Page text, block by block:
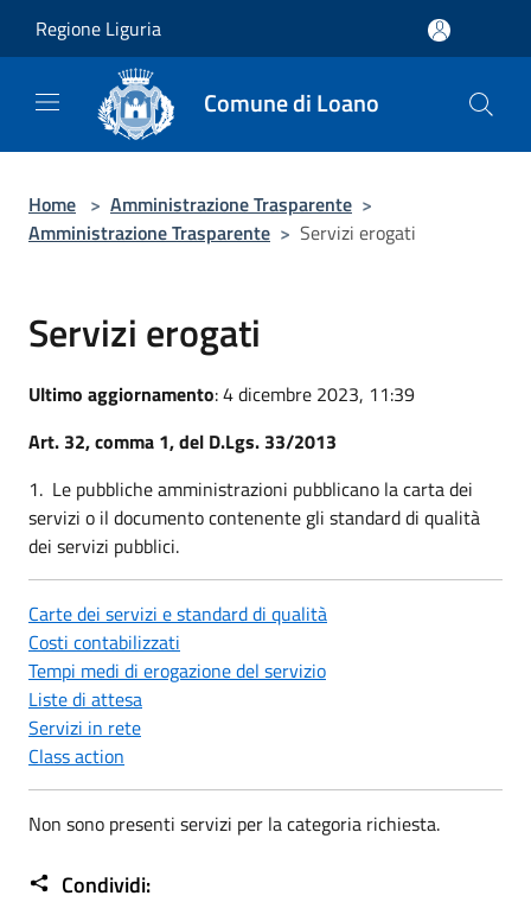
Regione Liguria
Comune di Loano
Home > Amministrazione Trasparente >
Amministrazione Trasparente > Servizi erogati
Servizi erogati
Ultimo aggiornamento: 4 dicembre 2023, 11:39
Art. 32, comma 1, del D.Lgs. 33/2013
1. Le pubbliche amministrazioni pubblicano la carta dei
servizi o il documento contenente gli standard di qualità
dei servizi pubblici.
Carte dei servizi e standard di qualità
Costi contabilizzati
Tempi medi di erogazione del servizio
Liste di attesa
Servizi in rete
Class action
Non sono presenti servizi per la categoria richiesta.
Condividi: